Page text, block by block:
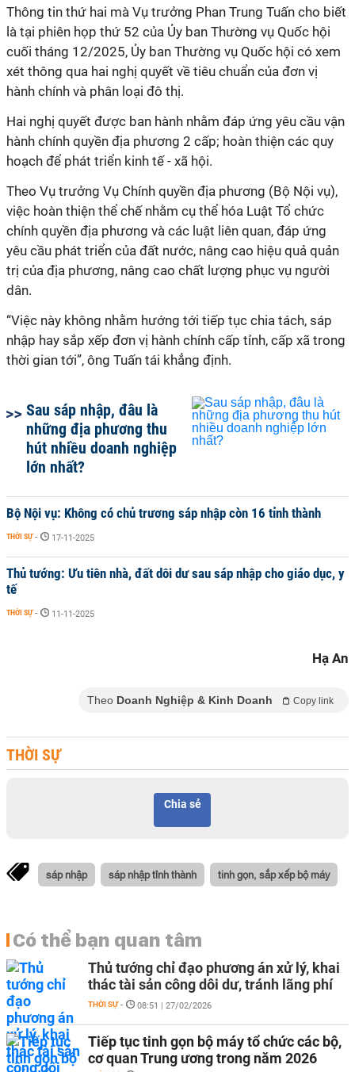
Thông tin thứ hai mà Vụ trưởng Phan Trung Tuấn cho biết
là tại phiên họp thứ 52 của Ủy ban Thường vụ Quốc hội
cuối tháng 12/2025, Ủy ban Thường vụ Quốc hội có xem
xét thông qua hai nghị quyết về tiêu chuẩn của đơn vị
hành chính và phân loại đô thị.
Hai nghị quyết được ban hành nhằm đáp ứng yêu cầu vận
hành chính quyền địa phương 2 cấp; hoàn thiện các quy
hoạch để phát triển kinh tế - xã hội.
Theo Vụ trưởng Vụ Chính quyền địa phương (Bộ Nội vụ),
việc hoàn thiện thể chế nhằm cụ thể hóa Luật Tổ chức
chính quyền địa phương và các luật liên quan, đáp ứng
yêu cầu phát triển của đất nước, nâng cao hiệu quả quản
trị của địa phương, nâng cao chất lượng phục vụ người
dân.
“Việc này không nhằm hướng tới tiếp tục chia tách, sáp
nhập hay sắp xếp đơn vị hành chính cấp tỉnh, cấp xã trong
thời gian tới”, ông Tuấn tái khẳng định.
Sau sáp nhập, đâu là
những địa phương thu
hút nhiều doanh nghiệp
lớn nhất?
Bộ Nội vụ: Không có chủ trương sáp nhập còn 16 tỉnh thành
THỜI SỰ - 17-11-2025
Thủ tướng: Ưu tiên nhà, đất dôi dư sau sáp nhập cho giáo dục, y
tế
THỜI SỰ - 11-11-2025
Hạ An
Theo Doanh Nghiệp & Kinh Doanh Copy link
THỜI SỰ
Chia sẻ
sáp nhập sáp nhập tỉnh thành tinh gọn, sắp xếp bộ máy
Có thể bạn quan tâm
Thủ tướng chỉ đạo phương án xử lý, khai
thác tài sản công dôi dư, tránh lãng phí
THỜI SỰ - 08:51 | 27/02/2026
Tiếp tục tinh gọn bộ máy tổ chức các bộ,
cơ quan Trung ương trong năm 2026